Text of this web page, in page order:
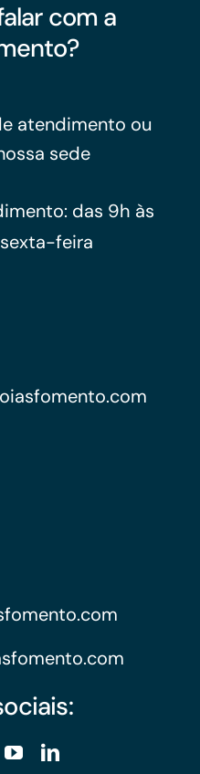
com a
atendimento ou
sede
das 9h às
feira